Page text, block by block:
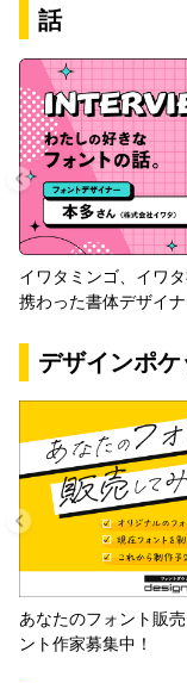
話
イワタミンゴ、イワ
携わった書体デザイ
デザインポ
あなたのフォント販
ント作家募集中！